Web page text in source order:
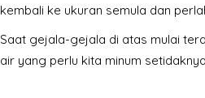
kembali ke ukuran semula dan
Saat gejala-gejala di atas mulai
air yang perlu kita minum